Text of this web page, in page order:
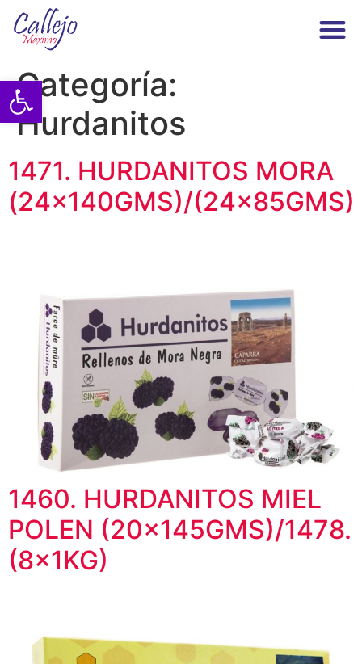
Abrir barra de herramientas
Categoría:
Hurdanitos
1471. HURDANITOS MORA
(24x140GMS)/(24x85GMS)
1460. HURDANITOS MIEL
POLEN (20x145GMS)/1478.
(8x1KG)